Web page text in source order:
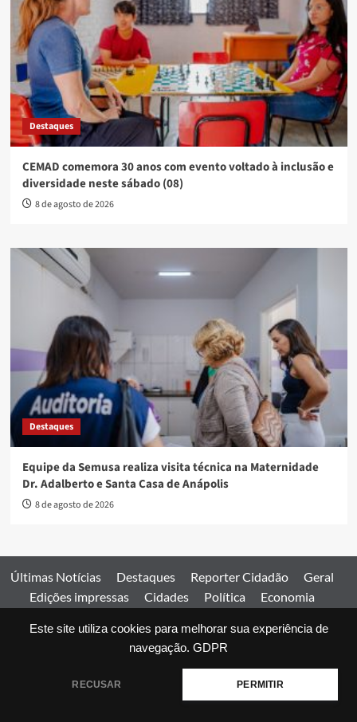
Este site utiliza cookies para melhorar sua experiência de
navegação. GDPR
RECUSAR PERMITIR
Destaques
CEMAD comemora 30 anos com evento voltado à inclusão e
diversidade neste sábado (08)
8 de agosto de 2026
Destaques
Equipe da Semusa realiza visita técnica na Maternidade
Dr. Adalberto e Santa Casa de Anápolis
8 de agosto de 2026
Últimas Notícias Destaques Reporter Cidadão
Geral
Edições impressas
Cidades Política
Economia
Comercial
Edições impressas Expediente Home
© 2026 Jornal Estado de Goiás. Todos os direitos reservados.
by AF themes.